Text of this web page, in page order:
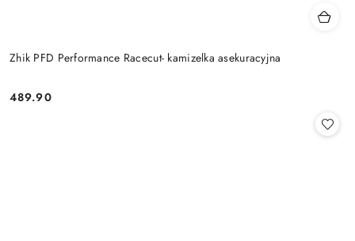
Zhik PFD Performance Racecut- kamizelka asekuracyjna
Cena:
489.90